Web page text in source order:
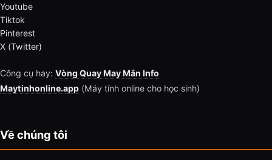
Youtube
Tiktok
Pinterest
X (Twitter)
Công cụ hay: Vòng Quay May Mắn Info
Maytinhonline.app (Máy tính online cho học sinh)
Về chúng tôi